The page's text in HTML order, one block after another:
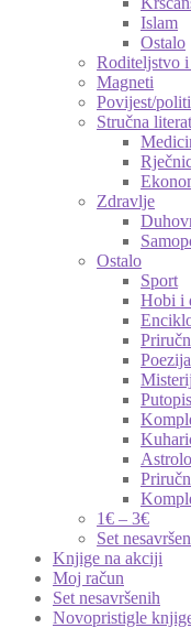
Islam
Ostalo
Roditeljstvo
Magneti
Povijest/
Stručna
Zdravlje
Ostalo
Sport
Hobi i
Poezija
1€ – 3€
Set
Knjige na akciji
Moj račun
Set nesavršenih
Novopristigle